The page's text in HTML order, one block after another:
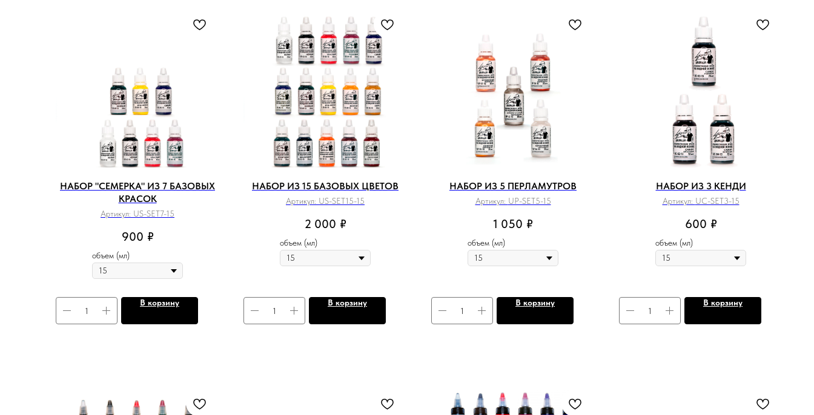
НАБОР "СЕМЕРКА" ИЗ 7 БАЗОВЫХ
КРАСОК
Артикул: US-SET7-15
900 ₽
объем (мл)
В корзину
НАБОР ИЗ 15 БАЗОВЫХ ЦВЕТОВ
Артикул: US-SET15-15
2 000 ₽
объем (мл)
В корзину
НАБОР ИЗ 5 ПЕРЛАМУТРОВ
Артикул: UP-SET5-15
1 050 ₽
объем (мл)
В корзину
НАБОР ИЗ 3 КЕНДИ
Артикул: UC-SET3-15
600 ₽
объем (мл)
В корзину